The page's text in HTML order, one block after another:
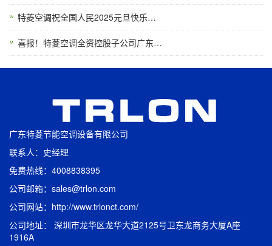
特菱空调祝全国人民2025元旦快乐…
喜报！特菱空调全资控股子公司广东…
广东特菱节能空调设备有限公司
联系人：史经理
免费热线：4008838395
公司邮箱：sales@trlon.com
公司网站：http://www.trlonct.com/
公司地址： 深圳市龙华区龙华大道2125号卫东龙商务大厦A座
1916A